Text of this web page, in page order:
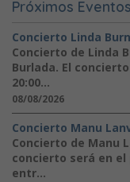
Próximos Eventos
Concierto Linda
Concierto de Linda
Burlada. El
20:00...
08/08/2026
Concierto Manu
Concierto de Manu
concierto será en el
entr...